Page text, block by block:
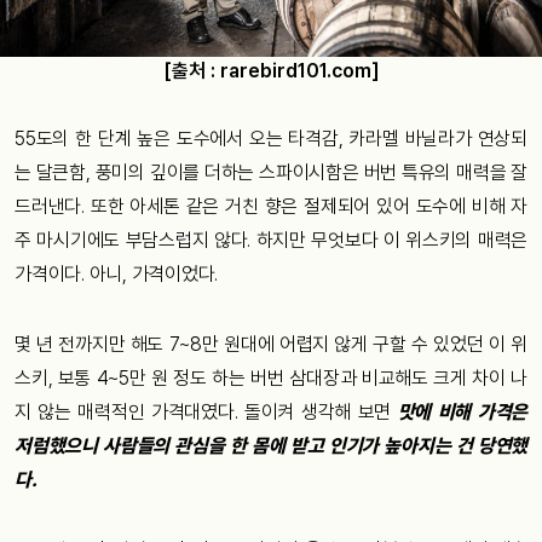
[출처 : rarebird101.com]
55도의 한 단계 높은 도수에서 오는 타격감, 카라멜 바닐라가 연상되
는 달큰함, 풍미의 깊이를 더하는 스파이시함은 버번 특유의 매력을 잘
드러낸다. 또한 아세톤 같은 거친 향은 절제되어 있어 도수에 비해 자
주 마시기에도 부담스럽지 않다. 하지만 무엇보다 이 위스키의 매력은
가격이다. 아니, 가격이었다.
몇 년 전까지만 해도 7~8만 원대에 어렵지 않게 구할 수 있었던 이 위
스키, 보통 4~5만 원 정도 하는 버번 삼대장과 비교해도 크게 차이 나
지 않는 매력적인 가격대였다. 돌이켜 생각해 보면 맛에 비해 가격은
저럼했으니 사람들의 관심을 한 몸에 받고 인기가 높아지는 건 당연했
다.